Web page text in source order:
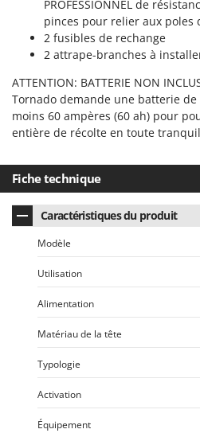
PROFESSIONNEL de
pinces pour relier aux poles
2 fusibles de rechange
2 attrape-branches à
ATTENTION: BATTERIE NON
Tornado demande une batterie
moins 60 ampères (60 ah) pour
entière de récolte en toute
Fiche technique
Caractéristiques du produit
Modèle
Utilisation
Alimentation
Matériau de la tête
Typologie
Activation
Équipement